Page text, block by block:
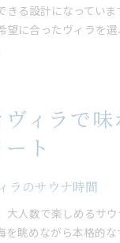
きる設計になってい
望に合ったヴィラを
ィラで味
ト
ラのサウナ時間
人数で楽しめるサウ
を眺めながら本格的